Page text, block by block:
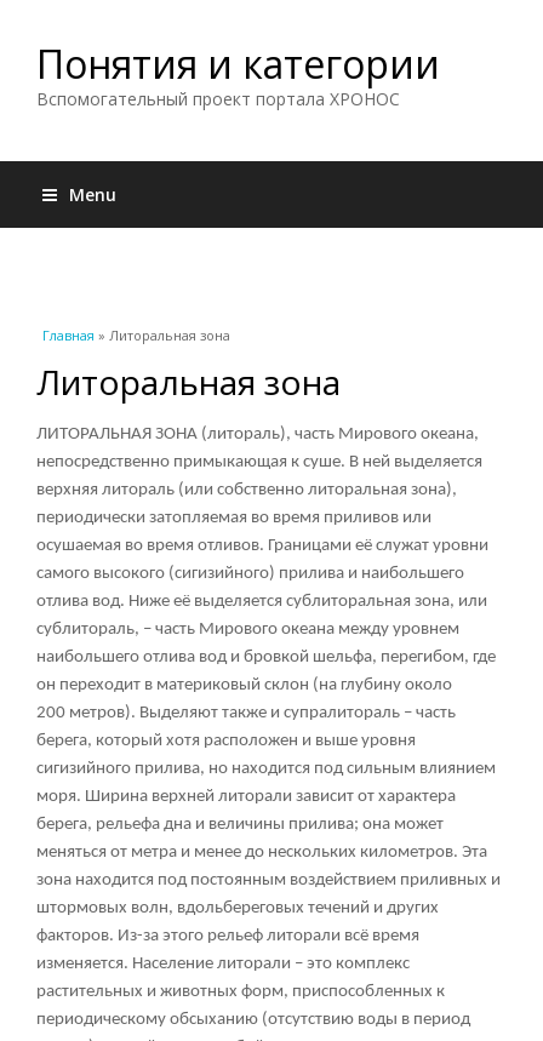
Понятия и категории
Вспомогательный проект портала ХРОНОС
Menu
Вы здесь
Главная » Литоральная зона
Литоральная зона
ЛИТОРАЛЬНАЯ ЗОНА (литораль), часть Мирового океана,
непосредственно примыкающая к суше. B ней выделяется
верхняя литораль (или собственно литоральная зона),
периодически затопляемая во время приливов или
осушаемая во время отливов. Границами её служат уровни
самого высокого (сигизийного) прилива и наибольшего
отлива вод. Ниже её выделяется сублиторальная зона, или
сублитораль, – часть Мирового океана между уровнем
наибольшего отлива вод и бровкой шельфа, перегибом, где
он переходит в материковый склон (на глубину около
200 метров). Выделяют также и супралитораль – часть
берега, который хотя расположен и выше уровня
сигизийного прилива, но находится под сильным влиянием
моря. Ширина верхней литорали зависит от характера
берега, рельефа дна и величины прилива; она может
меняться от метра и менее до нескольких километров. Эта
зона находится под постоянным воздействием приливных и
штормовых волн, вдольбереговых течений и других
факторов. Из-за этого рельеф литорали всё время
изменяется. Население литорали – это комплекс
растительных и животных форм, приспособленных к
периодическому обсыханию (отсутствию воды в период